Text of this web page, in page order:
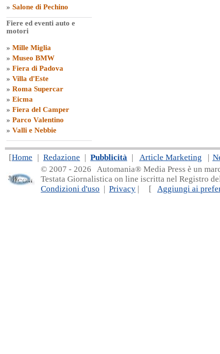
» Salone di Pechino
Fiere ed eventi auto e
motori
» Mille Miglia
» Museo BMW
» Fiera di Padova
» Villa d'Este
» Roma Supercar
» Eicma
» Fiera del Camper
» Parco Valentino
» Valli e Nebbie
[Home | Redazione | Pubblicità | Article Marketing |
© 2007 - 2026 Automania® Media Press è un
Testata Giornalistica on line iscritta nel Registro
Condizioni d'uso | Privacy | [ Aggiungi ai